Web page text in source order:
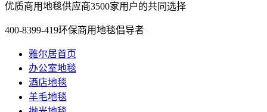
优质商用地毯供应商3500家用户的共同选择
400-8399-419环保商用地毯倡导者
雅尔居首页
办公室地毯
酒店地毯
羊毛地毯